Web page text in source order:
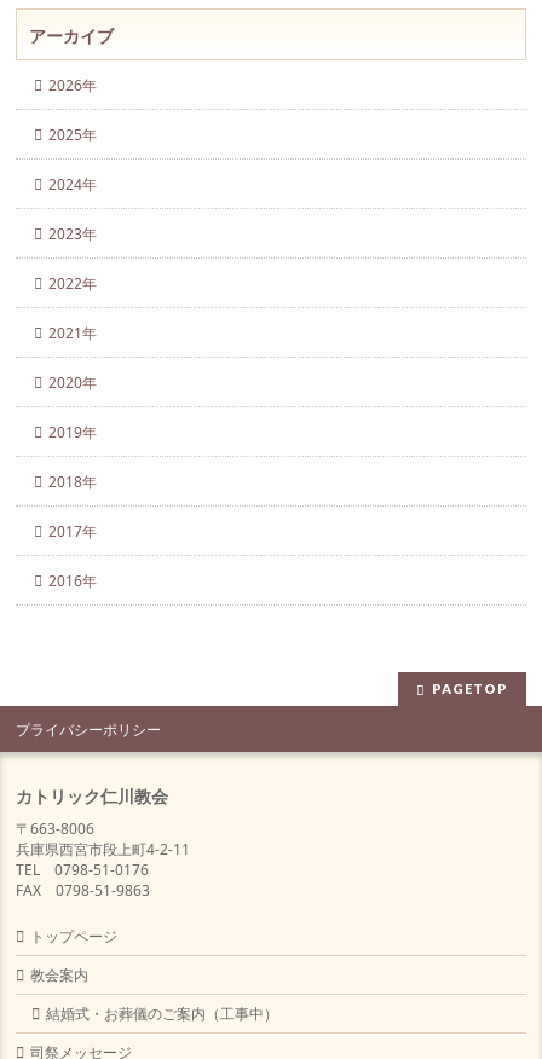
アーカイブ
2026年
2025年
2024年
2023年
2022年
2021年
2020年
2019年
2018年
2017年
2016年
PAGETOP
プライバシーポリシー
カトリック仁川教会
〒663-8006
兵庫県西宮市段上町4-2-11
TEL 0798-51-0176
FAX 0798-51-9863
トップページ
教会案内
結婚式・お葬儀のご案内（工事中）
司祭メッセージ